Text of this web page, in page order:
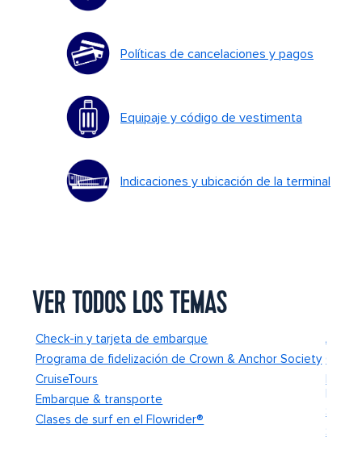
Políticas de cancelaciones y pagos
Equipaje y código de vestimenta
Indicaciones y ubicación de la terminal
VER TODOS LOS TEMAS
Check-in y tarjeta de embarque
Programa de fidelización de Crown & Anchor Society
CruiseTours
Embarque & transporte
Clases de surf en el Flowrider®
Canje